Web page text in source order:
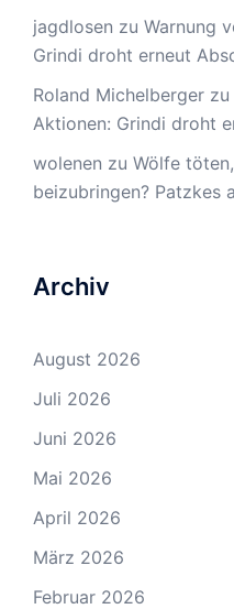
jagdlosen zu Warnung
Grindi droht erneut
Roland Michelberger zu
Aktionen: Grindi droht
wolenen zu Wölfe
beizubringen? Patzkes
Archiv
August 2026
Juli 2026
Juni 2026
Mai 2026
April 2026
März 2026
Februar 2026